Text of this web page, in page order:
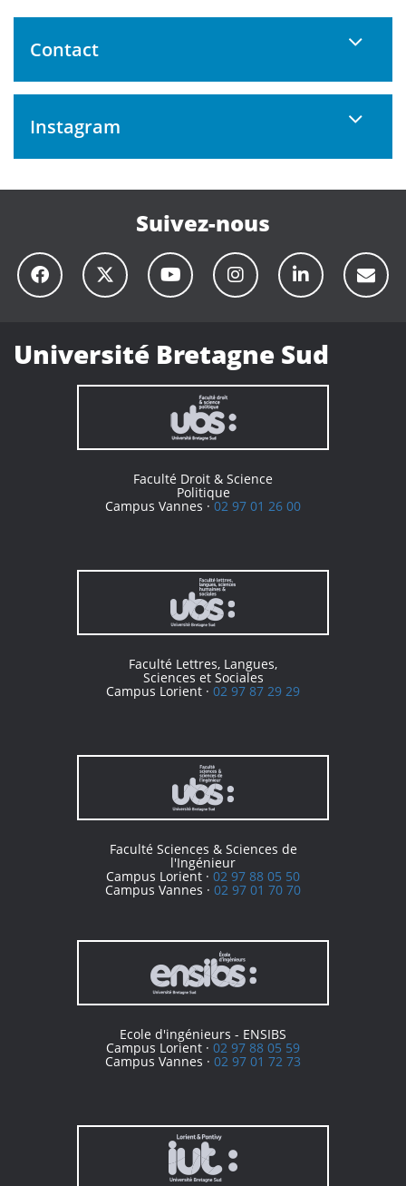
Contact
Instagram
Suivez-nous
Université Bretagne Sud
Faculté Droit & Science
Politique
Campus Vannes ·02 97 01 26 00
Faculté Lettres, Langues,
Sciences et Sociales
Campus Lorient · 02 97 87 29 29
Faculté Sciences & Sciences de
l'Ingénieur
Campus Lorient · 02 97 88 05 50
Campus Vannes · 02 97 01 70 70
Ecole d'ingénieurs - ENSIBS
Campus Lorient · 02 97 88 05 59
Campus Vannes · 02 97 01 72 73